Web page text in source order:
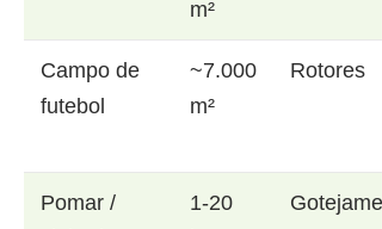
m²
Campo de
futebol
~7.000
m²
Rotores
Pomar /
1-20